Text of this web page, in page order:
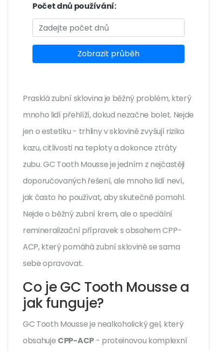
Počet dnů používání:
Zobrazit průběh
Prasklá zubní sklovina je běžný problém, který
mnoho lidí přehlíží, dokud nezačne bolet. Nejde
jen o estetiku - trhliny v sklovině zvyšují riziko
kazu, citlivosti na teploty a dokonce ztráty
zubu. GC Tooth Mousse je jedním z nejčastěji
doporučovaných řešení, ale mnoho lidí neví,
jak často ho používat, aby skutečně pomohl.
Nejde o běžný zubní krem, ale o speciální
remineralizační přípravek s obsahem CPP-
ACP, který pomáhá zubní sklovině se sama
sebe opravovat.
Co je GC Tooth Mousse a
jak funguje?
GC Tooth Mousse je nealkoholický gel, který
obsahuje CPP-ACP- proteinovou komplexní